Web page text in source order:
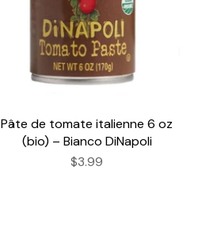
Pâte de tomate italienne 6 oz
(bio) – Bianco DiNapoli
$3.99